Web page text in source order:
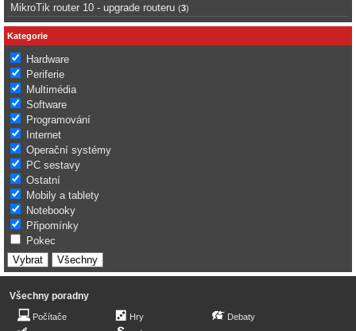
MikroTik router 10 - upgrade routeru (3)
Kategorie
Hardware
Periferie
Multimédia
Software
Programování
Internet
Operační systémy
PC sestavy
Ostatní
Mobily a tablety
Notebooky
Připomínky
Pokec
Všechny poradny
Počítače
Hry
Debaty